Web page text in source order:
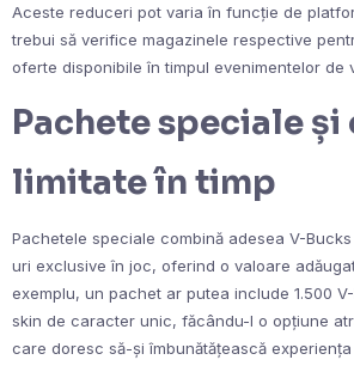
Aceste reduceri pot varia în funcție de
trebui să verifice magazinele respective
oferte disponibile în timpul evenimentelor de
Pachete speciale
limitate în timp
Pachetele speciale combină adesea V-
uri exclusive în joc, oferind o valoare
exemplu, un pachet ar putea include 1.500
skin de caracter unic, făcându-l o opțiune
care doresc să-și îmbunătățească